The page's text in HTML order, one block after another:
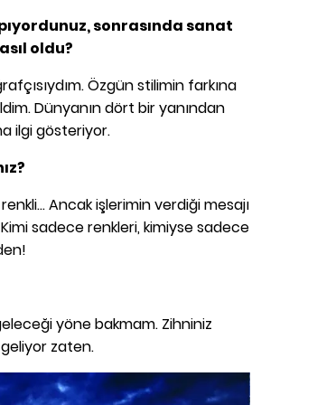
sonrasında sanat
oldu?
Özgün stilimin farkına
Dünyanın dört bir yanından
ilgi gösteriyor.
Ancak işlerimin verdiği mesajı
sadece renkleri, kimiyse sadece
yöne bakmam. Zihniniz
geliyor zaten.